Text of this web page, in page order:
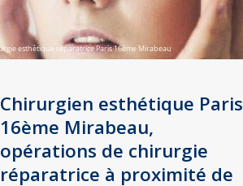
Chirurgien esthétique Paris
16ème Mirabeau,
opérations de chirurgie
réparatrice à proximité de